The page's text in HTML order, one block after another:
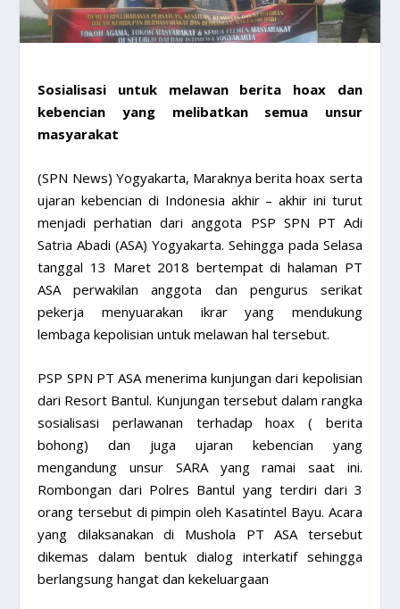
Sosialisasi untuk melawan berita hoax dan
kebencian yang melibatkan semua unsur
masyarakat
(SPN News) Yogyakarta, Maraknya berita hoax serta
ujaran kebencian di Indonesia akhir – akhir ini turut
menjadi perhatian dari anggota PSP SPN PT Adi
Satria Abadi (ASA) Yogyakarta. Sehingga pada Selasa
tanggal 13 Maret 2018 bertempat di halaman PT
ASA perwakilan anggota dan pengurus serikat
pekerja menyuarakan ikrar yang mendukung
lembaga kepolisian untuk melawan hal tersebut.
PSP SPN PT ASA menerima kunjungan dari kepolisian
dari Resort Bantul. Kunjungan tersebut dalam rangka
sosialisasi perlawanan terhadap hoax ( berita
bohong) dan juga ujaran kebencian yang
mengandung unsur SARA yang ramai saat ini.
Rombongan dari Polres Bantul yang terdiri dari 3
orang tersebut di pimpin oleh Kasatintel Bayu. Acara
yang dilaksanakan di Mushola PT ASA tersebut
dikemas dalam bentuk dialog interkatif sehingga
berlangsung hangat dan kekeluargaan